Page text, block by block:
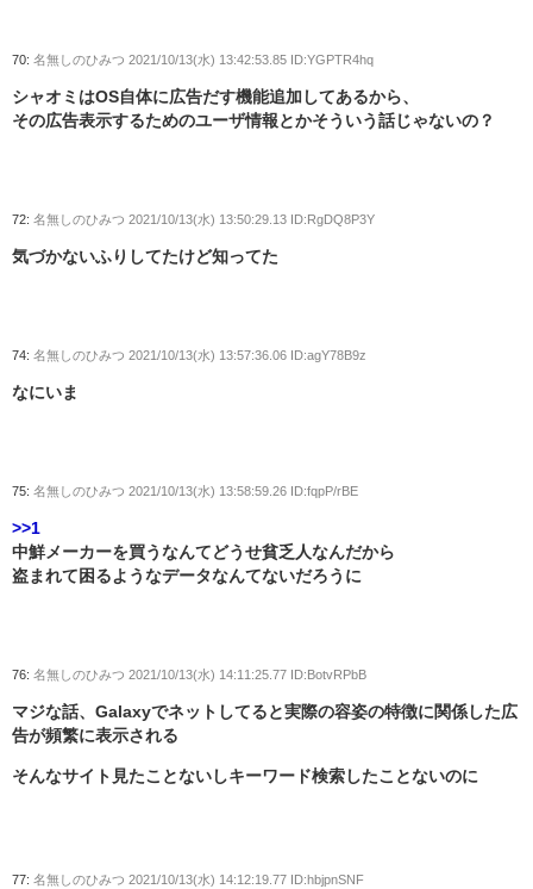
70: 名無しのひみつ 2021/10/13(水) 13:42:53.85 ID:YGPTR4hq
シャオミはOS自体に広告だす機能追加してあるから、
その広告表示するためのユーザ情報とかそういう話じゃないの？
72: 名無しのひみつ 2021/10/13(水) 13:50:29.13 ID:RgDQ8P3Y
気づかないふりしてたけど知ってた
74: 名無しのひみつ 2021/10/13(水) 13:57:36.06 ID:agY78B9z
なにいま
75: 名無しのひみつ 2021/10/13(水) 13:58:59.26 ID:fqpP/rBE
>>1
中鮮メーカーを買うなんてどうせ貧乏人なんだから
盗まれて困るようなデータなんてないだろうに
76: 名無しのひみつ 2021/10/13(水) 14:11:25.77 ID:BotvRPbB
マジな話、Galaxyでネットしてると実際の容姿の特徴に関係した広
告が頻繁に表示される
そんなサイト見たことないしキーワード検索したことないのに
77: 名無しのひみつ 2021/10/13(水) 14:12:19.77 ID:hbjpnSNF